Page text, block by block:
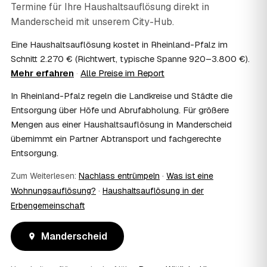
07 Ist die Haushaltsauflösung im Nachlass
steuerlich absetzbar?
Haushaltsauflösung als Nachlassverbindlichkeit die
Erbschaftsteuer mindern, bei vermieteten Objekten teils
als Werbungskosten. Sie erhalten eine ordentliche
Steuerberater – wir liefern die nötigen Unterlagen.
08 Muss ich als Erbe in Manderscheid vor Ort
anwesend sein?
Nein, Sie müssen nicht durchgängig anwesend sein. Viele
Erben übergeben in Manderscheid nur die Schlüssel und
kurze Übergabe zu Beginn und zur besenreinen Abnahme
genügt meist.
09 Bekomme ich einen Entsorgungsnachweis?
Verwertungsnachweis über die fachgerechte Entsorgung.
So ist dokumentiert, dass der Hausstand in Manderscheid
Termine für Ihre Haushaltsauflösung direkt in
Manderscheid mit unserem City-Hub.
Eine Haushaltsauflösung kostet in Rheinland-Pfalz im
Schnitt 2.270 € (Richtwert, typische Spanne 920–3.800 €).
Mehr erfahren · Alle Preise im Report
In Rheinland-Pfalz regeln die Landkreise und Städte die
Entsorgung über Höfe und Abrufabholung. Für größere
Mengen aus einer Haushaltsauflösung in Manderscheid
übernimmt ein Partner Abtransport und fachgerechte
Entsorgung.
Zum Weiterlesen: Nachlass entrümpeln · Was ist eine
Wohnungsauflösung? · Haushaltsauflösung in der
Erbengemeinschaft
Manderscheid